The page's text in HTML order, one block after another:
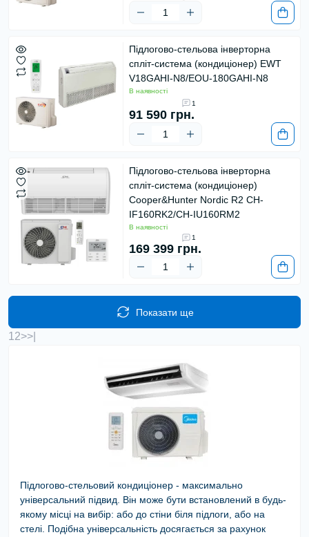
Підлогово-стельова інверторна
спліт-система (кондиціонер) EWT
V18GAHI-N8/EOU-180GAHI-N8
В наявності
1
91 590 грн.
Підлогово-стельова інверторна
спліт-система (кондиціонер)
Cooper&Hunter Nordic R2 CH-
IF160RK2/CH-IU160RM2
В наявності
1
169 399 грн.
Показати ще
1 2>>|
Підлогово-стельовий кондиціонер - максимально
універсальний підвид. Він може бути встановлений в будь-
якому місці на вибір: або до стіни біля підлоги, або на
стелі. Подібна універсальність досягається за рахунок